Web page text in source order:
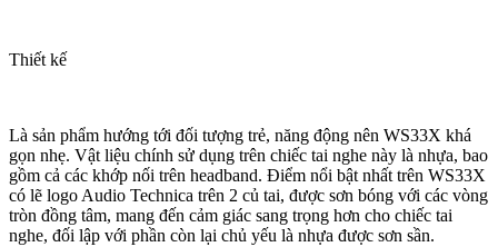
Thiết kế
Là sản phẩm hướng tới đối tượng trẻ, năng động nên WS33X khá
gọn nhẹ. Vật liệu chính sử dụng trên chiếc tai nghe này là nhựa, bao
gồm cả các khớp nối trên headband. Điểm nổi bật nhất trên WS33X
có lẽ logo Audio Technica trên 2 củ tai, được sơn bóng với các vòng
tròn đồng tâm, mang đến cảm giác sang trọng hơn cho chiếc tai
nghe, đối lập với phần còn lại chủ yếu là nhựa được sơn sần.